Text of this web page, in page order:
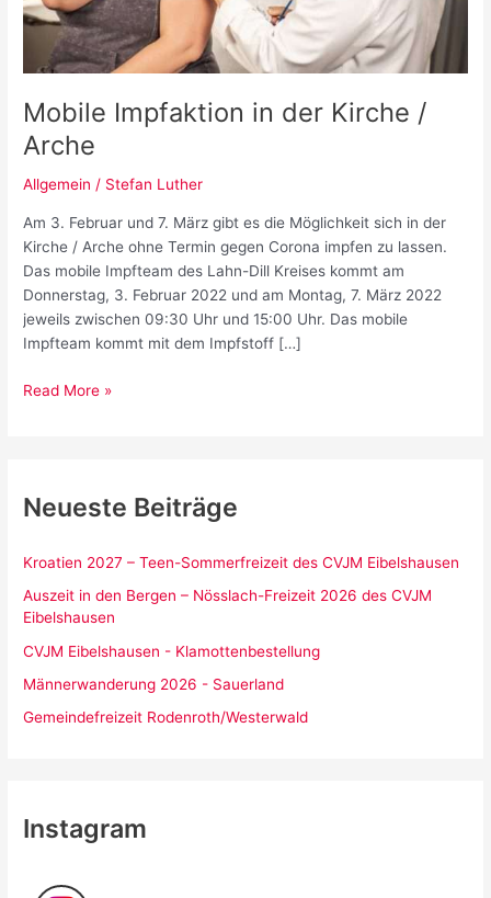
Mobile Impfaktion in der Kirche /
Arche
Allgemein / Stefan Luther
Am 3. Februar und 7. März gibt es die Möglichkeit sich in der
Kirche / Arche ohne Termin gegen Corona impfen zu lassen.
Das mobile Impfteam des Lahn-Dill Kreises kommt am
Donnerstag, 3. Februar 2022 und am Montag, 7. März 2022
jeweils zwischen 09:30 Uhr und 15:00 Uhr. Das mobile
Impfteam kommt mit dem Impfstoff […]
Mobile
/
Read More »
Neueste Beiträge
Kroatien 2027 – Teen-Sommerfreizeit des CVJM Eibelshausen
Auszeit in den Bergen – Nösslach-Freizeit 2026 des CVJM
Eibelshausen
CVJM Eibelshausen - Klamottenbestellung
Männerwanderung 2026 - Sauerland
Gemeindefreizeit Rodenroth/Westerwald
Instagram